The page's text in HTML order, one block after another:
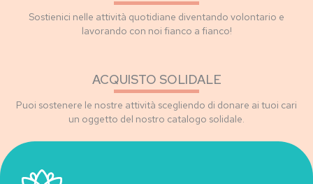
Sostienici nelle attività quotidiane diventando volontario e
lavorando con noi fianco a fianco!
ACQUISTO SOLIDALE
Puoi sostenere le nostre attività scegliendo di donare ai tuoi cari
un oggetto del nostro catalogo solidale.